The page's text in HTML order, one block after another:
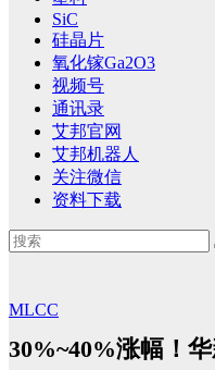
SiC
硅晶片
氧化镓Ga2O3
视频号
通讯录
艾邦官网
艾邦机器人
关注微信
资料下载
MLCC
​30%~40%涨幅！